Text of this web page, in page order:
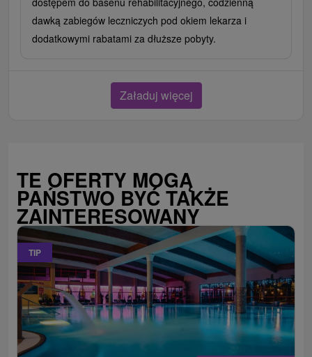
dawką zabiegów leczniczych pod okiem lekarza i
dodatkowymi rabatami za dłuższe pobyty.
Załaduj więcej
TE OFERTY MOGĄ
PAŃSTWO BYĆ TAKŻE
ZAINTERESOWANY
TIP